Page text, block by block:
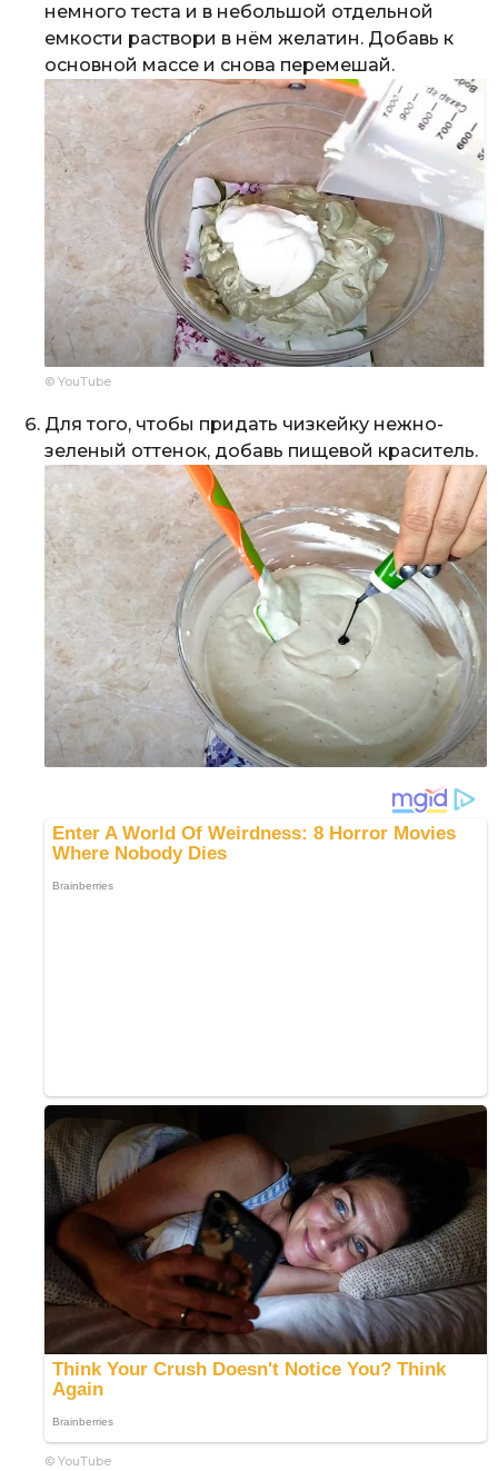
немного теста и в небольшой отдельной
емкости раствори в нём желатин. Добавь к
основной массе и снова перемешай.
© YouTube
Для того, чтобы придать чизкейку нежно-
зеленый оттенок, добавь пищевой краситель.
© YouTube